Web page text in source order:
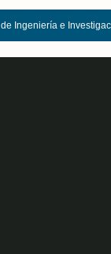
Ingeniería e